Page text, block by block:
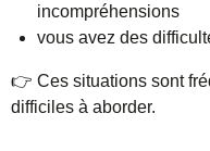
incompréhensions
vous avez des
👉 Ces situations sont
difficiles à aborder.